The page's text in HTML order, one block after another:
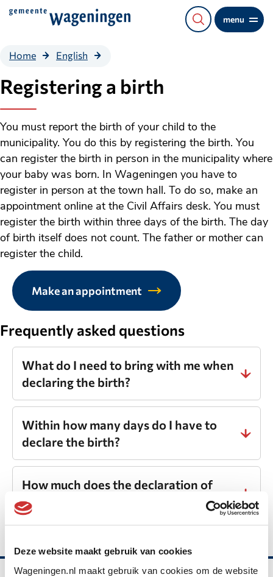
Deze website maakt gebruik van cookies
Wageningen.nl maakt gebruik van cookies om de website
Direct
content
menu
Home English
Registering a birth
You must report the birth of your child to the
municipality. You do this by registering the birth. You
can register the birth in person in the municipality where
your baby was born. In Wageningen you have to
register in person at the town hall. To do so, make an
appointment online at the Civil Affairs desk. You must
register the birth within three days of the birth. The day
of birth itself does not count. The father or mother can
register the child.
Make an appointment
Frequently asked questions
What do I need to bring with me when
declaring the birth?
Within how many days do I have to
declare the birth?
How much does the declaration of
birth cost?